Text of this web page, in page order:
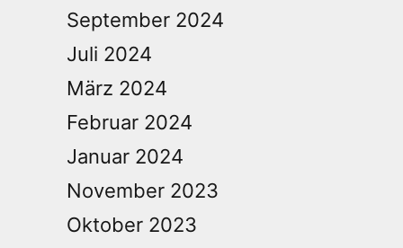
September 2024
Juli 2024
März 2024
Februar 2024
Januar 2024
November 2023
Oktober 2023